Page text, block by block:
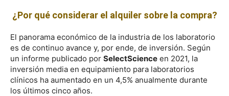
¿Por qué considerar el alquiler sobre la compra?
El panorama económico de la industria de los laboratorio
es de continuo avance y, por ende, de inversión. Según
un informe publicado por SelectScience en 2021, la
inversión media en equipamiento para laboratorios
clínicos ha aumentado en un 4,5% anualmente durante
los últimos cinco años.